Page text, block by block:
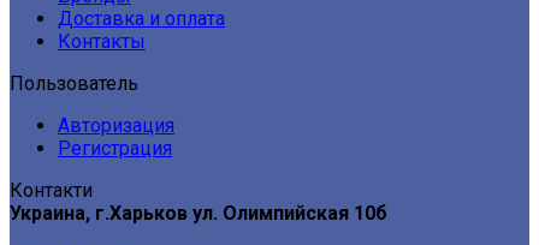
Доставка и оплата
Контакты
Пользователь
Авторизация
Регистрация
Контакти
Украина, г.Харьков ул. Олимпийская 10б